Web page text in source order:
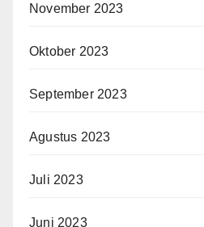
November 2023
Oktober 2023
September 2023
Agustus 2023
Juli 2023
Juni 2023